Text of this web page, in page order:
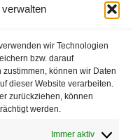
wir Technologien
bzw. darauf
können wir Daten
dieser Website verarbeiten.
zurückziehen, können
werden.
Immer aktiv